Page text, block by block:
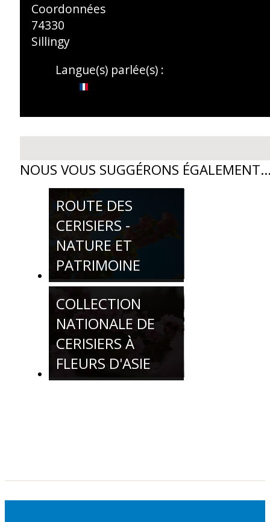
Coordonnées
74330
Sillingy
Langue(s) parlée(s) :
NOUS VOUS SUGGÉRONS
ROUTE DES
CERISIERS -
NATURE ET
PATRIMOINE
COLLECTION
NATIONALE DE
CERISIERS À
FLEURS D'ASIE